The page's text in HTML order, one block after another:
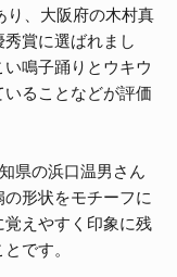
り、大阪府の木村真
賞に選ばれまし
鳴子踊りとウキウ
ることなどが評価
県の浜口温男さん
形状をモチーフに
えやすく印象に残
です。